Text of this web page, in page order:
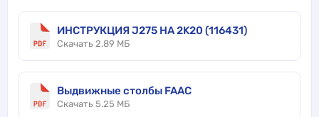
ИНСТРУКЦИЯ J275 HA 2K20 (116431)
Скачать 2.89 МБ
Выдвижные столбы FAAC
Скачать 5.25 МБ